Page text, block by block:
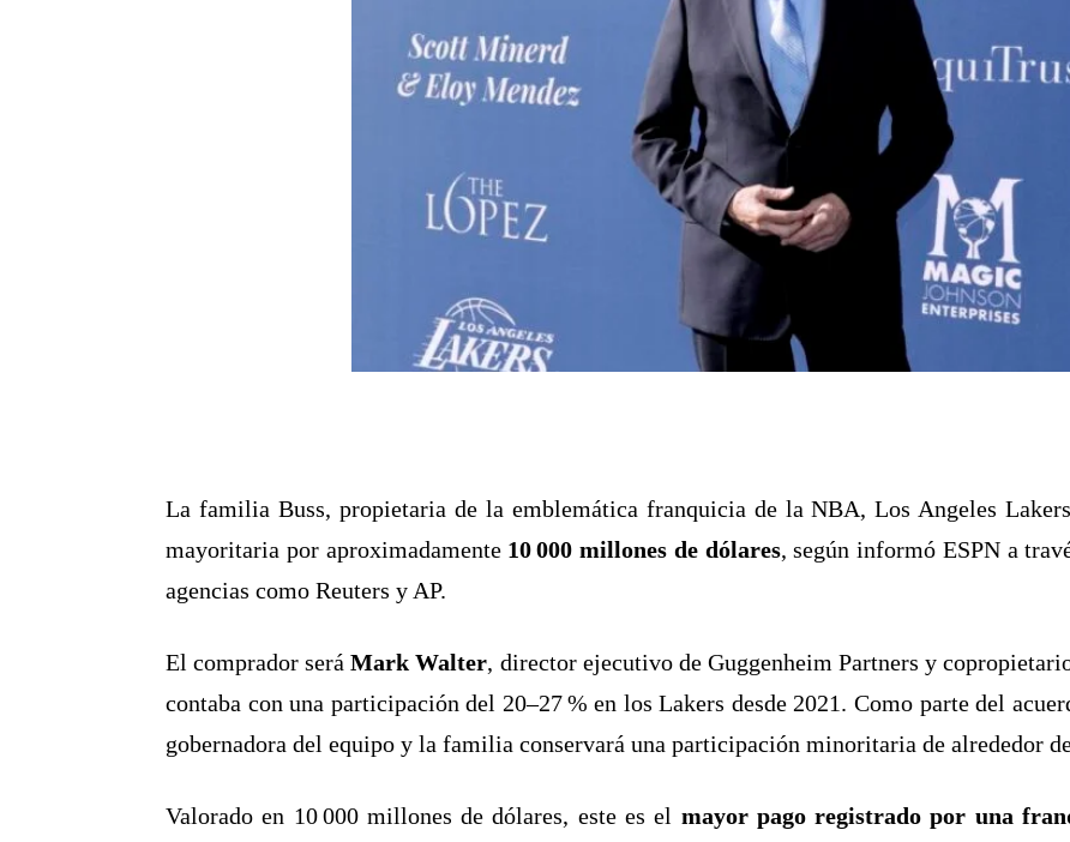
La familia Buss, propietaria de la emblemática franquicia de la NBA, Los Angeles
mayoritaria por aproximadamente 10 000 millones de dólares, según informó ESPN a
agencias como Reuters y AP.
El comprador seráMark Walter, director ejecutivo de Guggenheim Partners y
contaba con una participación del 20–27 % en los Lakers desde 2021. Como parte del
gobernadora del equipo y la familia conservará una participación minoritaria de alrededor
Valorado en 10 000 millones de dólares, este es el mayor pago registrado por una